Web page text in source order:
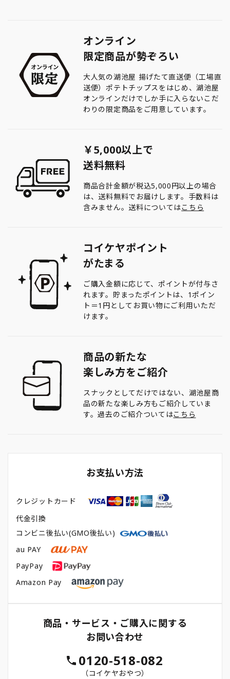
オンライン
限定商品が勢ぞろい
大人気の湖池屋 揚げたて直送便（工場直
送便）ポテトチップスをはじめ、湖池屋
オンラインだけでしか手に入らないこだ
わりの限定商品をご用意しています。
￥5,000以上で
送料無料
商品合計金額が税込5,000円以上の場合
は、送料無料でお届けします。手数料は
含みません。送料についてはこちら
コイケヤポイント
がたまる
ご購入金額に応じて、ポイントが付与さ
れます。貯まったポイントは、1ポイン
ト＝1円としてお買い物にご利用いただ
けます。
商品の新たな
楽しみ方をご紹介
スナックとしてだけではない、湖池屋商
品の新たな楽しみ方もご紹介していま
す。過去のご紹介ついてはこちら
お支払い方法
クレジットカード
代金引換
コンビニ後払い(GMO後払い)
au PAY
PayPay
Amazon Pay
商品・サービス・ご購入に関する
お問い合わせ
0120-518-082
（コイケヤおやつ）